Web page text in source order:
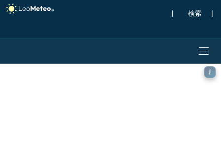
| |
ICON モデル - ヨーロッパ,